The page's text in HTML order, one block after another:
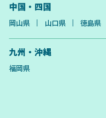
中国・四国
岡山県 山口県 徳島県
九州・沖縄
福岡県